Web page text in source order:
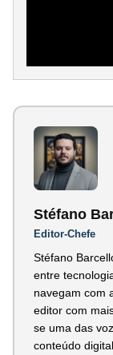
Stéfano
Editor-Chefe
Stéfano
entre
navegam com
editor com
se uma das
conteúdo